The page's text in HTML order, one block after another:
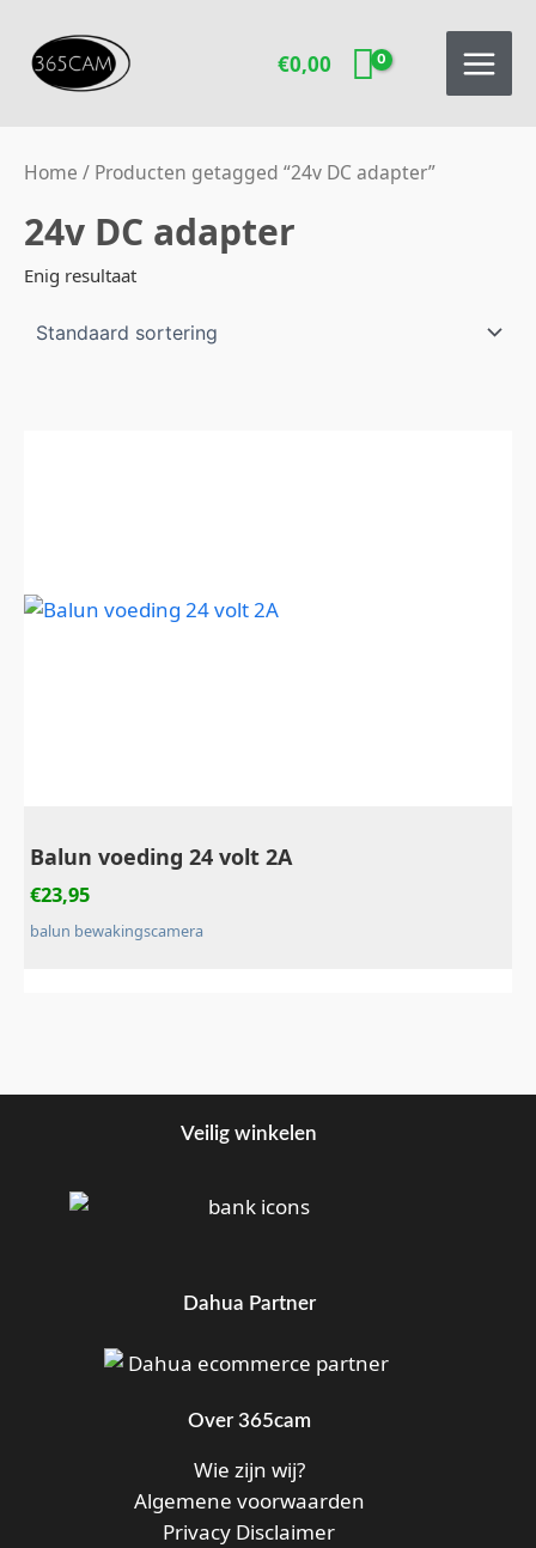
naar
€0,00
Home / Producten getagged “24v DC adapter”
24v DC adapter
Enig resultaat
Balun voeding 24 volt 2A
€23,95
balun bewakingscamera
Veilig winkelen
Dahua Partner
Over 365cam
Wie zijn wij?
Algemene voorwaarden
Privacy Disclaimer